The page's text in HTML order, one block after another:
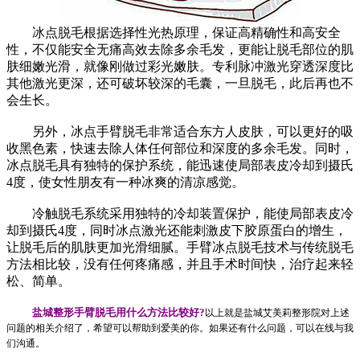
冰点脱毛根据选择性光热原理，保证高精确性和高安全
性，不仅能安全无痛高效去除多余毛发，更能让脱毛部位的肌
肤细嫩光滑，就像刚做过彩光嫩肤。专利脉冲激光穿透深度比
其他激光更深，还可破坏较深的毛囊，一旦脱毛，此后再也不
会生长。
另外，冰点手臂脱毛非常适合东方人皮肤，可以更好的吸
收黑色素，快速去除人体任何部位和深度的多余毛发。同时，
冰点脱毛具有独特的保护系统，能迅速使局部表皮冷却到摄氏
4度，使女性朋友有一种冰爽的清凉感觉。
冷触脱毛系统采用独特的冷却装置保护，能使局部表皮冷
却到摄氏4度，同时冰点激光还能刺激皮下胶原蛋白的增生，
让脱毛后的肌肤更加光滑细腻。手臂冰点脱毛技术与传统脱毛
方法相比较，没有任何疼痛感，并且手术时间快，治疗起来轻
松、简单。
盐城整形手臂脱毛用什么方法比较好?以上就是盐城艾美莉整形院对上述
问题的相关介绍了，希望可以帮助到爱美的你。如果还有什么问题，可以在线与我
们沟通。